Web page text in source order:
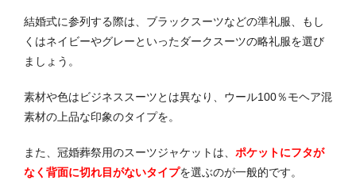
結婚式に参列する際は、ブラックスーツなどの準礼服、もし
くはネイビーやグレーといったダークスーツの略礼服を選び
ましょう。
素材や色はビジネススーツとは異なり、ウール100％モヘア混
素材の上品な印象のタイプを。
また、冠婚葬祭用のスーツジャケットは、 ポケットにフタが
なく背面に切れ目がないタイプを選ぶのが一般的です。